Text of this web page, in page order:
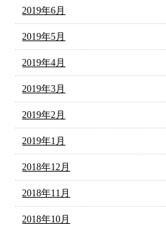
2019年6月
2019年5月
2019年4月
2019年3月
2019年2月
2019年1月
2018年12月
2018年11月
2018年10月